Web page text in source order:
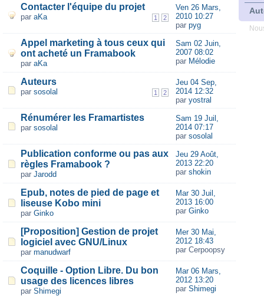
Contacter l'équipe du projet
1 2
par aKa
Ven 26 Mars,
2010 10:27
par pyg
Appel marketing à tous ceux qui
ont acheté un Framabook
par aKa
Sam 02 Juin,
2007 08:02
par Mélodie
Auteurs
1 2
par sosolal
Jeu 04 Sep,
2014 12:32
par yostral
Rénumérer les Framartistes
par sosolal
Sam 19 Juil,
2014 07:17
par sosolal
Publication conforme ou pas aux
règles Framabook ?
par Jarodd
Jeu 29 Août,
2013 22:20
par shokin
Epub, notes de pied de page et
liseuse Kobo mini
par Ginko
Mar 30 Juil,
2013 16:00
par Ginko
[Proposition] Gestion de projet
logiciel avec GNU/Linux
par manudwarf
Mer 30 Mai,
2012 18:43
par Cerpoopsy
Coquille - Option Libre. Du bon
usage des licences libres
par Shimegi
Mar 06 Mars,
2012 13:20
par Shimegi